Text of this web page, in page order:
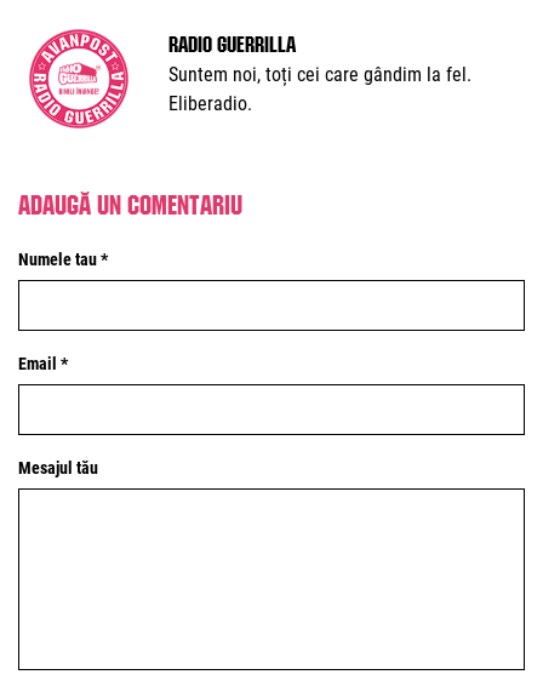
Radio Guerrilla
Suntem noi, toți cei care gândim la fel.
Eliberadio.
Adaugă un comentariu
Numele tau *
Email *
Mesajul tău